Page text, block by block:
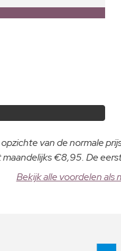
van de normale
€8,95. De
Bekijk alle voordelen als